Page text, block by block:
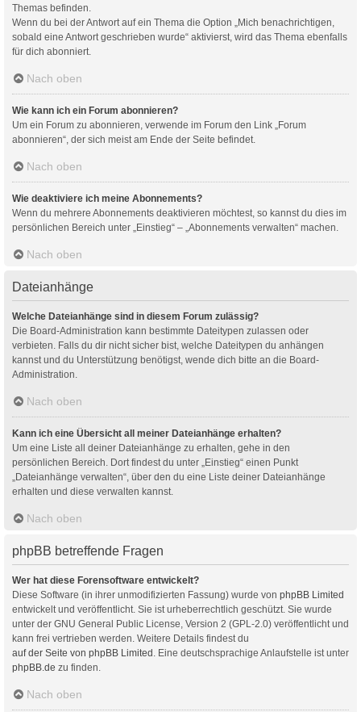
Themas befinden.
Wenn du bei der Antwort auf ein Thema die Option „Mich benachrichtigen,
sobald eine Antwort geschrieben wurde“ aktivierst, wird das Thema ebenfalls
für dich abonniert.
Nach oben
Wie kann ich ein Forum abonnieren?
Um ein Forum zu abonnieren, verwende im Forum den Link „Forum
abonnieren“, der sich meist am Ende der Seite befindet.
Nach oben
Wie deaktiviere ich meine Abonnements?
Wenn du mehrere Abonnements deaktivieren möchtest, so kannst du dies im
persönlichen Bereich unter „Einstieg“ – „Abonnements verwalten“ machen.
Nach oben
Dateianhänge
Welche Dateianhänge sind in diesem Forum zulässig?
Die Board-Administration kann bestimmte Dateitypen zulassen oder
verbieten. Falls du dir nicht sicher bist, welche Dateitypen du anhängen
kannst und du Unterstützung benötigst, wende dich bitte an die Board-
Administration.
Nach oben
Kann ich eine Übersicht all meiner Dateianhänge erhalten?
Um eine Liste all deiner Dateianhänge zu erhalten, gehe in den
persönlichen Bereich. Dort findest du unter „Einstieg“ einen Punkt
„Dateianhänge verwalten“, über den du eine Liste deiner Dateianhänge
erhalten und diese verwalten kannst.
Nach oben
phpBB betreffende Fragen
Wer hat diese Forensoftware entwickelt?
Diese Software (in ihrer unmodifizierten Fassung) wurde von phpBB Limited
entwickelt und veröffentlicht. Sie ist urheberrechtlich geschützt. Sie wurde
unter der GNU General Public License, Version 2 (GPL-2.0) veröffentlicht und
kann frei vertrieben werden. Weitere Details findest du
auf der Seite von phpBB Limited . Eine deutschsprachige Anlaufstelle ist unter
phpBB.de zu finden.
Nach oben